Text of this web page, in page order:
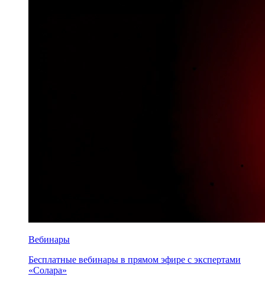
Вебинары
Бесплатные вебинары в прямом эфире с экспертами
«Солара»